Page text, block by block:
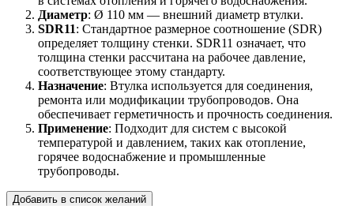
Диаметр: Ø 110 мм — внешний диаметр втулки.
SDR11: Стандартное размерное соотношение (SDR)
определяет толщину стенки. SDR11 означает, что
толщина стенки рассчитана на рабочее давление,
соответствующее этому стандарту.
Назначение: Втулка используется для соединения,
ремонта или модификации трубопроводов. Она
обеспечивает герметичность и прочность соединения.
Применение: Подходит для систем с высокой
температурой и давлением, таких как отопление,
горячее водоснабжение и промышленные
трубопроводы.
Добавить в список желаний